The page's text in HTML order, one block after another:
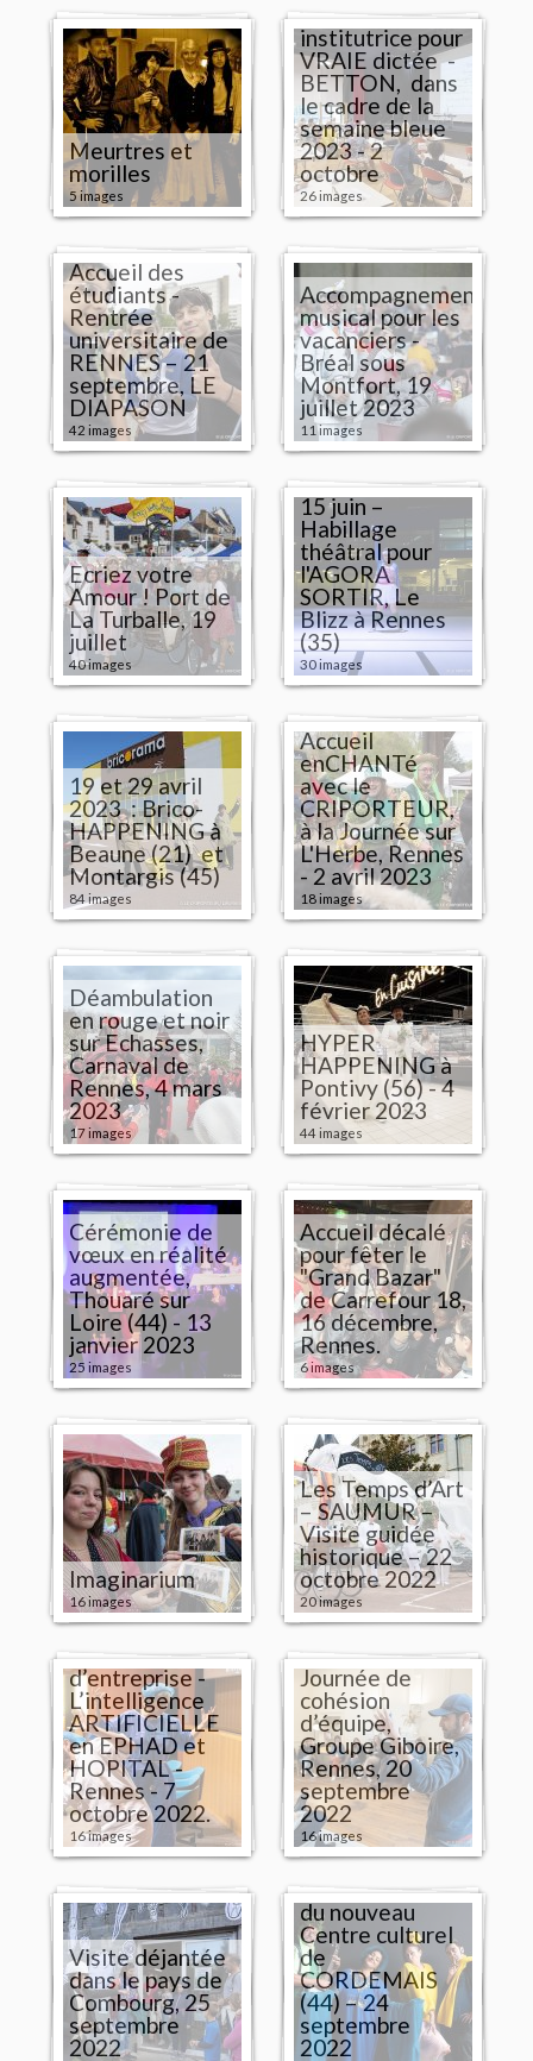
Meurtres et
morilles
5 images
FAUSSE
institutrice pour
VRAIE dictée -
BETTON, dans
le cadre de la
semaine bleue
2023 - 2
octobre
26 images
Accueil des
étudiants -
Rentrée
universitaire de
RENNES – 21
septembre, LE
DIAPASON
42 images
Accompagnement
musical pour les
vacanciers -
Bréal sous
Montfort, 19
juillet 2023
11 images
Ecriez votre
Amour ! Port de
La Turballe, 19
juillet
40 images
15 juin –
Habillage
théâtral pour
l'AGORA
SORTIR, Le
Blizz à Rennes
(35)
30 images
19 et 29 avril
2023 : Brico-
HAPPENING à
Beaune (21) et
Montargis (45)
84 images
Accueil
enCHANTé
avec le
CRIPORTEUR,
à la Journée sur
L'Herbe, Rennes
- 2 avril 2023
18 images
Déambulation
en rouge et noir
sur Echasses,
Carnaval de
Rennes, 4 mars
2023
17 images
HYPER
HAPPENING à
Pontivy (56) - 4
février 2023
44 images
Cérémonie de
vœux en réalité
augmentée,
Thouaré sur
Loire (44) - 13
janvier 2023
25 images
Accueil décalé
pour fêter le
"Grand Bazar"
de Carrefour 18,
16 décembre,
Rennes.
6 images
Imaginarium
16 images
Les Temps d’Art
– SAUMUR –
Visite guidée
historique – 22
octobre 2022
20 images
Théâtre
d’entreprise -
L’intelligence
ARTIFICIELLE
en EPHAD et
HOPITAL -
Rennes - 7
octobre 2022.
16 images
Journée de
cohésion
d’équipe,
Groupe Giboire,
Rennes, 20
septembre
2022
16 images
Visite déjantée
dans le pays de
Combourg, 25
septembre
2022
Visite décalée
du nouveau
Centre culturel
de
CORDEMAIS
(44) – 24
septembre
2022